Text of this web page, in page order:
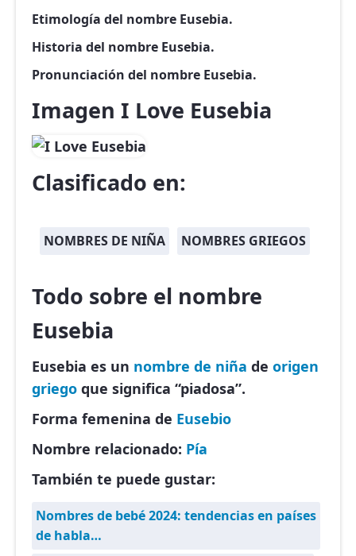
Etimología del nombre Eusebia.
Historia del nombre Eusebia.
Pronunciación del nombre Eusebia.
Imagen I Love Eusebia
Clasificado en:
NOMBRES DE NIÑA NOMBRES GRIEGOS
Todo sobre el nombre
Eusebia
Eusebia es un nombre de niña de origen
griego que significa “piadosa”.
Forma femenina de Eusebio
Nombre relacionado: Pía
También te puede gustar:
Nombres de bebé 2024: tendencias en países
de habla…